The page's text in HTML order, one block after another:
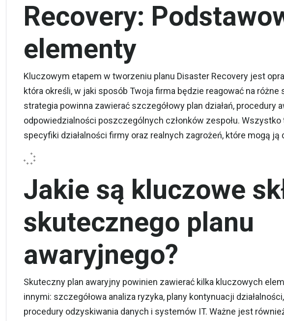
Recovery:
elementy
Kluczowym etapem w tworzeniu planu Disaster Recovery jest
która określi, w jaki sposób Twoja firma będzie reagować na różne
strategia powinna zawierać szczegółowy plan działań, procedury
odpowiedzialności poszczególnych członków zespołu.
specyfiki działalności firmy oraz realnych zagrożeń, które mogą ją
Jakie są kluczowe
skutecznego planu
awaryjnego?
Skuteczny plan awaryjny powinien zawierać kilka kluczowych
innymi: szczegółowa analiza ryzyka, plany kontynuacji
procedury odzyskiwania danych i systemów IT. Ważne jest